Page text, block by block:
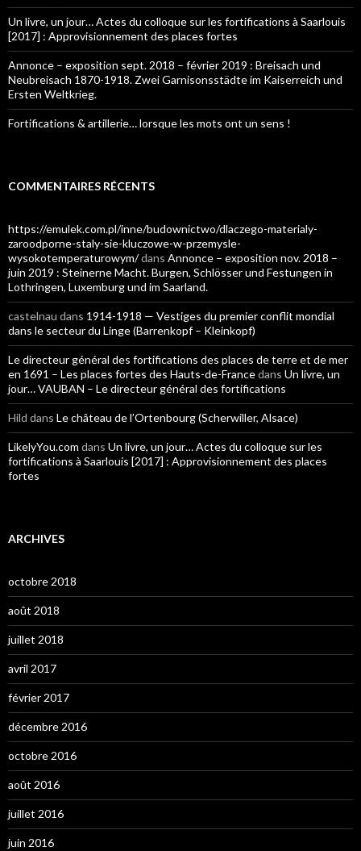
Un livre, un jour… Actes du colloque sur les fortifications à Saarlouis
[2017] : Approvisionnement des places fortes
Annonce – exposition sept. 2018 – février 2019 : Breisach und
Neubreisach 1870-1918. Zwei Garnisonsstädte im Kaiserreich und
Ersten Weltkrieg.
Fortifications & artillerie… lorsque les mots ont un sens !
COMMENTAIRES RÉCENTS
https://emulek.com.pl/inne/budownictwo/dlaczego-materialy-
zaroodporne-staly-sie-kluczowe-w-przemysle-
wysokotemperaturowym/dans Annonce – exposition nov. 2018 –
juin 2019 : Steinerne Macht. Burgen, Schlösser und Festungen in
Lothringen, Luxemburg und im Saarland.
castelnau dans 1914-1918 — Vestiges du premier conflit mondial
dans le secteur du Linge (Barrenkopf – Kleinkopf)
Le directeur général des fortifications des places de terre et de mer
en 1691 – Les places fortes des Hauts-de-Francedans Un livre, un
jour… VAUBAN – Le directeur général des fortifications
Hild dans Le château de l’Ortenbourg (Scherwiller, Alsace)
LikelyYou.com dans Un livre, un jour… Actes du colloque sur les
fortifications à Saarlouis [2017] : Approvisionnement des places
fortes
ARCHIVES
octobre 2018
août 2018
juillet 2018
avril 2017
février 2017
décembre 2016
octobre 2016
août 2016
juillet 2016
juin 2016